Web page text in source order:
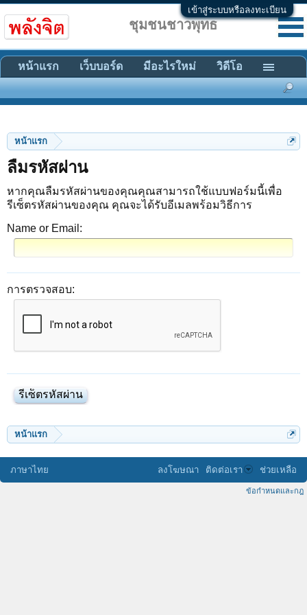
เข้าสู่ระบบหรือลงทะเบียน
หน้าแรก
ลืมรหัสผ่าน
หากคุณลืมรหัสผ่านของคุณคุณสามารถใช้แบบฟอร์มนี้เพื่อ
รีเซ็ตรหัสผ่านของคุณ คุณจะได้รับอีเมลพร้อมวิธีการ
Name or Email:
การตรวจสอบ:
หน้าแรก
ชุมชนชาวพุทธ
หน้าแรก เว็บบอร์ด มีอะไรใหม่ วิดีโอ
ภาษาไทย ลงโฆษณา ติดต่อเรา ช่วยเหลือ
ข้อกำหนดและกฎ